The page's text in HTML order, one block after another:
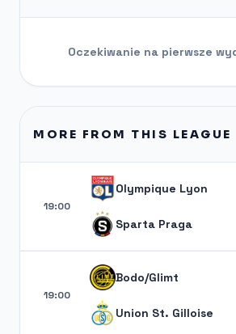
Oczekiwanie na pierwsze
MORE FROM THIS LEAGUE
19:00
Olympique Lyon
Sparta Praga
19:00
Bodo/Glimt
Union St. Gilloise